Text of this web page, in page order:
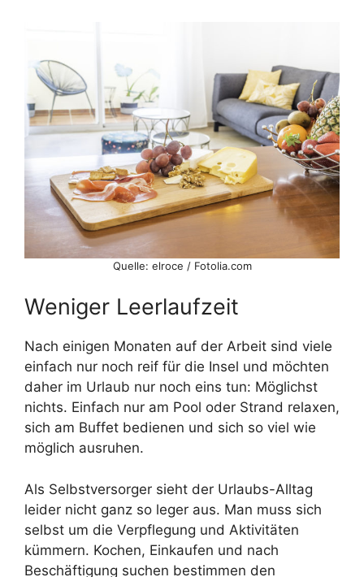
Quelle: elroce / Fotolia.com
Weniger Leerlaufzeit
Nach einigen Monaten auf der Arbeit sind viele
einfach nur noch reif für die Insel und möchten
daher im Urlaub nur noch eins tun: Möglichst
nichts. Einfach nur am Pool oder Strand relaxen,
sich am Buffet bedienen und sich so viel wie
möglich ausruhen.
Als Selbstversorger sieht der Urlaubs-Alltag
leider nicht ganz so leger aus. Man muss sich
selbst um die Verpflegung und Aktivitäten
kümmern. Kochen, Einkaufen und nach
Beschäftigung suchen bestimmen den